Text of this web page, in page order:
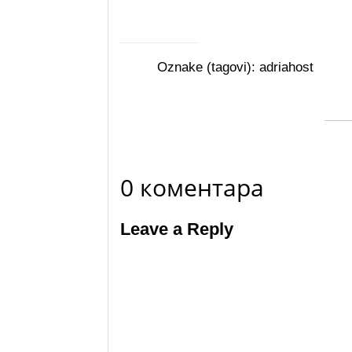
Oznake (tagovi):adriahost
0 коментара
Leave a Reply